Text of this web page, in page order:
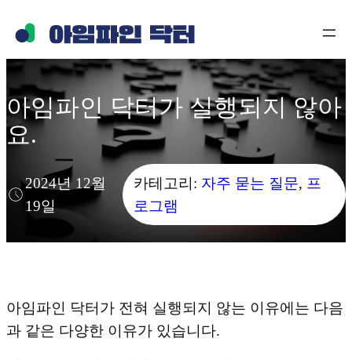
텐
츠
로
바
로
아임파인 닥터가 실행되지 않아
요.
2024년 12월
19일
카테고리: 자주 묻는 질문, 프
로그램
아임파인 닥터가 전혀 실행되지 않는 이유에는 다음
과 같은 다양한 이유가 있습니다.